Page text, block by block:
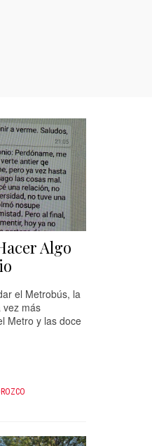
Algo
el Metrobús, la
vez más
Metro y las doce